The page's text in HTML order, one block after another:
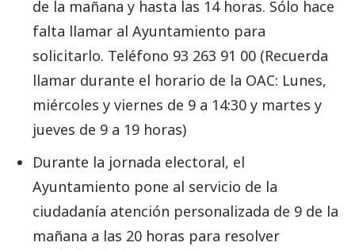
de la mañana y hasta las 14 horas. Sólo hace
falta llamar al Ayuntamiento para
solicitarlo. Teléfono 93 263 91 00 (Recuerda
llamar durante el horario de la OAC: Lunes,
miércoles y viernes de 9 a 14:30 y martes y
jueves de 9 a 19 horas)
Durante la jornada electoral, el
Ayuntamiento pone al servicio de la
ciudadanía atención personalizada de 9 de la
mañana a las 20 horas para resolver